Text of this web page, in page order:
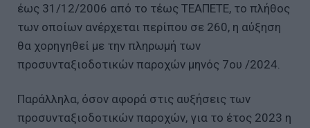
έως 31/12/2006 από το τέως ΤΕΑΠΕΤΕ, το πλήθος
των οποίων ανέρχεται περίπου σε 260, η αύξηση
θα χορηγηθεί με την πληρωμή των
προσυνταξιοδοτικών παροχών μηνός 7ου /2024.
Παράλληλα, όσον αφορά στις αυξήσεις των
προσυνταξιοδοτικών παροχών, για το έτος 2023 η